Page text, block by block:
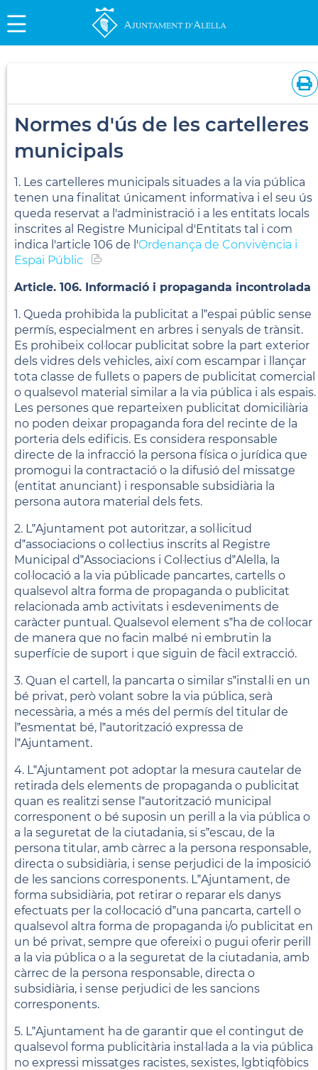
Normes d'ús de les cartelleres
municipals
1. Les cartelleres municipals situades a la via pública
tenen una finalitat únicament informativa i el seu ús
queda reservat a l'administració i a les entitats locals
inscrites al Registre Municipal d'Entitats tal i com
indica l'article 106 de l'Ordenança de Convivència i
Espai Públic
Article. 106. Informació i propaganda incontrolada
1. Queda prohibida la publicitat a l‟espai públic sense
permís, especialment en arbres i senyals de trànsit.
Es prohibeix col·locar publicitat sobre la part exterior
dels vidres dels vehicles, així com escampar i llançar
tota classe de fullets o papers de publicitat comercial
o qualsevol material similar a la via pública i als espais.
Les persones que reparteixen publicitat domiciliària
no poden deixar propaganda fora del recinte de la
porteria dels edificis. Es considera responsable
directe de la infracció la persona física o jurídica que
promogui la contractació o la difusió del missatge
(entitat anunciant) i responsable subsidiària la
persona autora material dels fets.
2. L‟Ajuntament pot autoritzar, a sol·licitud
d‟associacions o col·lectius inscrits al Registre
Municipal d‟Associacions i Col·lectius d‟Alella, la
col·locació a la via públicade pancartes, cartells o
qualsevol altra forma de propaganda o publicitat
relacionada amb activitats i esdeveniments de
caràcter puntual. Qualsevol element s‟ha de col·locar
de manera que no facin malbé ni embrutin la
superfície de suport i que siguin de fàcil extracció.
3. Quan el cartell, la pancarta o similar s‟instal·li en un
bé privat, però volant sobre la via pública, serà
necessària, a més a més del permís del titular de
l‟esmentat bé, l‟autorització expressa de
l‟Ajuntament.
4. L‟Ajuntament pot adoptar la mesura cautelar de
retirada dels elements de propaganda o publicitat
quan es realitzi sense l‟autorització municipal
corresponent o bé suposin un perill a la via pública o
a la seguretat de la ciutadania, si s‟escau, de la
persona titular, amb càrrec a la persona responsable,
directa o subsidiària, i sense perjudici de la imposició
de les sancions corresponents. L‟Ajuntament, de
forma subsidiària, pot retirar o reparar els danys
efectuats per la col·locació d‟una pancarta, cartell o
qualsevol altra forma de propaganda i/o publicitat en
un bé privat, sempre que ofereixi o pugui oferir perill
a la via pública o a la seguretat de la ciutadania, amb
càrrec de la persona responsable, directa o
subsidiària, i sense perjudici de les sancions
corresponents.
5. L‟Ajuntament ha de garantir que el contingut de
qualsevol forma publicitària instal·lada a la via pública
no expressi missatges racistes, sexistes, lgbtiqfòbics